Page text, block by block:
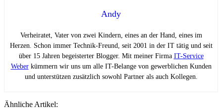
Andy
Verheiratet, Vater von zwei Kindern, eines an der Hand, eines im
Herzen. Schon immer Technik-Freund, seit 2001 in der IT tätig und seit
über 15 Jahren begeisterter Blogger. Mit meiner Firma IT-Service
Weberkümmern wir uns um alle IT-Belange von gewerblichen Kunden
und unterstützen zusätzlich sowohl Partner als auch Kollegen.
Ähnliche Artikel: